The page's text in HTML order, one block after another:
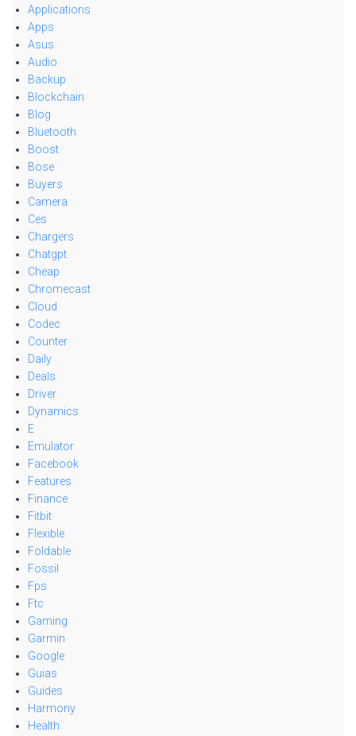
Applications
Apps
Asus
Audio
Backup
Blockchain
Blog
Bluetooth
Boost
Bose
Buyers
Camera
Ces
Chargers
Chatgpt
Cheap
Chromecast
Cloud
Codec
Counter
Daily
Deals
Driver
Dynamics
E
Emulator
Facebook
Features
Finance
Fitbit
Flexible
Foldable
Fossil
Fps
Ftc
Gaming
Garmin
Google
Guias
Guides
Harmony
Health